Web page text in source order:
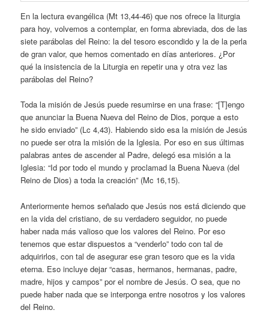
En la lectura evangélica (Mt 13,44-46) que nos ofrece la liturgia
para hoy, volvemos a contemplar, en forma abreviada, dos de las
siete parábolas del Reino: la del tesoro escondido y la de la perla
de gran valor, que hemos comentado en días anteriores. ¿Por
qué la insistencia de la Liturgia en repetir una y otra vez las
parábolas del Reino?
Toda la misión de Jesús puede resumirse en una frase: “[T]engo
que anunciar la Buena Nueva del Reino de Dios, porque a esto
he sido enviado” (Lc 4,43). Habiendo sido esa la misión de Jesús
no puede ser otra la misión de la Iglesia. Por eso en sus últimas
palabras antes de ascender al Padre, delegó esa misión a la
Iglesia: “Id por todo el mundo y proclamad la Buena Nueva (del
Reino de Dios) a toda la creación” (Mc 16,15).
Anteriormente hemos señalado que Jesús nos está diciendo que
en la vida del cristiano, de su verdadero seguidor, no puede
haber nada más valioso que los valores del Reino. Por eso
tenemos que estar dispuestos a “venderlo” todo con tal de
adquirirlos, con tal de asegurar ese gran tesoro que es la vida
eterna. Eso incluye dejar “casas, hermanos, hermanas, padre,
madre, hijos y campos” por el nombre de Jesús. O sea, que no
puede haber nada que se interponga entre nosotros y los valores
del Reino.